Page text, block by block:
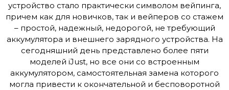
устройство стало практически символом вейпинга,
причем как для новичков, так и вейперов со стажем
– простой, надежный, недорогой, не требующий
аккумулятора и внешнего зарядного устройства. На
сегодняшний день представлено более пяти
моделей iJust, но все они со встроенным
аккумулятором, самостоятельная замена которого
могла привести к окончательной и бесповоротной